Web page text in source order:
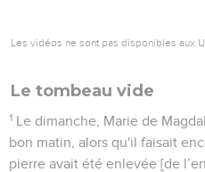
Les vidéos ne sont pas disponibles aux
Le tombeau vide
1 Le dimanche, Marie de
bon matin, alors qu'il faisait
pierre avait été enlevée [de